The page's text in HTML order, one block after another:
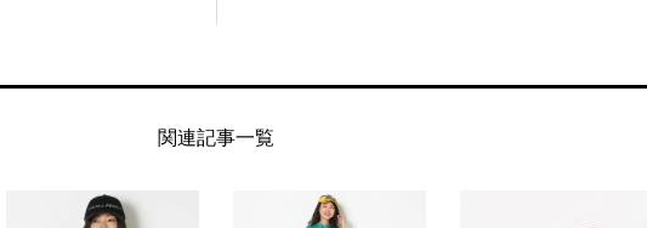
関連記事一覧